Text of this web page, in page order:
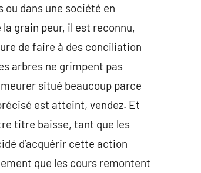
ou dans une société en
grain peur, il est reconnu,
de faire à des conciliation
arbres ne grimpent pas
situé beaucoup parce
est atteint, vendez. Et
titre baisse, tant que les
d’acquérir cette action
que les cours remontent